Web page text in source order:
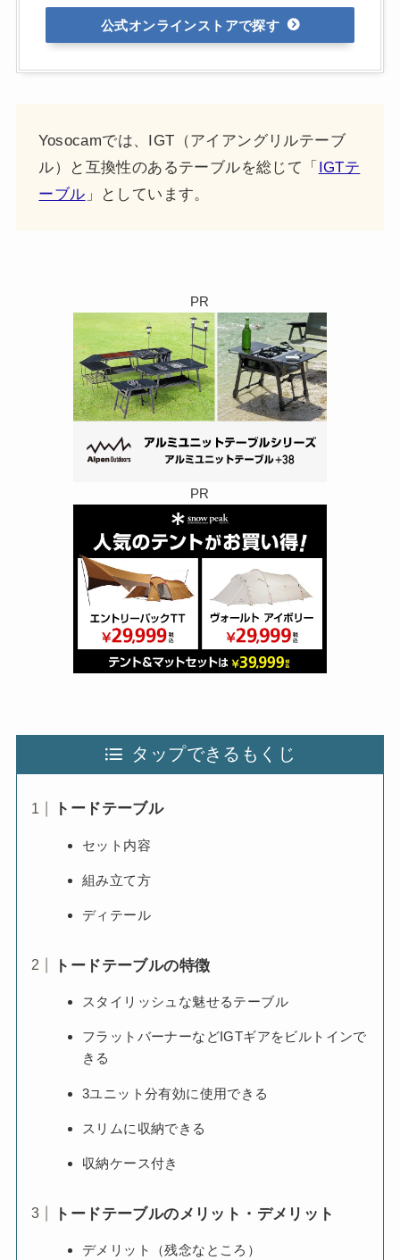
公式オンラインストア
Yosocamでは、IGT（アイアングリルテーブ
ル）と互換性のあるテーブルを総じて「 IGTテ
ーブル 」としています。
PR
PR
タップできるもくじ
トードテーブル
セット内容
組み立て方
ディテール
トードテーブルの特徴
スタイリッシュな魅せるテーブル
フラットバーナーなどIGTギアをビルトインで
きる
3ユニット分有効に使用できる
スリムに収納できる
収納ケース付き
トードテーブルのメリット・デメリット
デメリット（残念なところ）